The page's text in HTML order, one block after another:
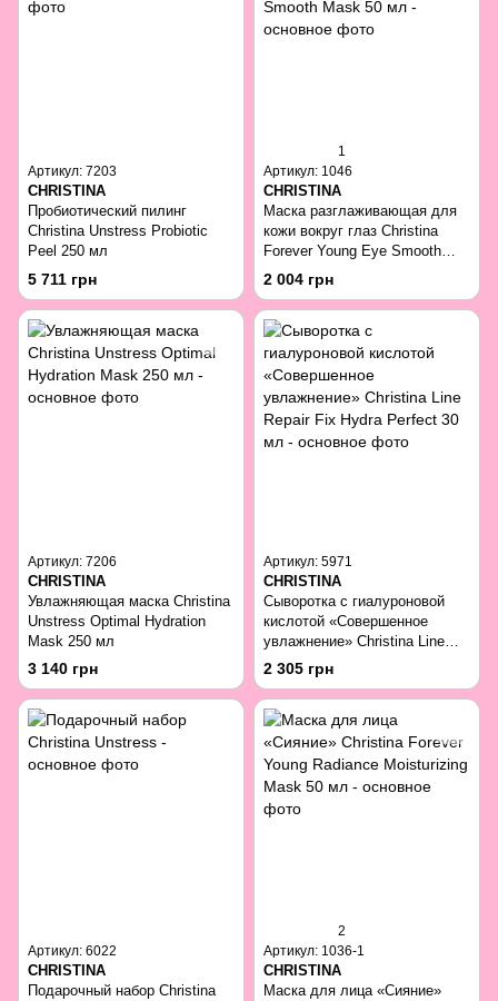
Артикул: 7203
CHRISTINA
Пробиотический пилинг
Christina Unstress Probiotic
Peel 250 мл
5 711 грн
1
Артикул: 1046
CHRISTINA
Маска разглаживающая для
кожи вокруг глаз Christina
Forever Young Eye Smooth
Mask 50 мл
2 004 грн
Артикул: 7206
CHRISTINA
Увлажняющая маска Christina
Unstress Optimal Hydration
Mask 250 мл
3 140 грн
Артикул: 5971
CHRISTINA
Сыворотка с гиалуроновой
кислотой «Совершенное
увлажнение» Christina Line
Repair Fix Hydra Perfect 30 мл
2 305 грн
Артикул: 6022
CHRISTINA
Подарочный набор Christina
2
Артикул: 1036-1
CHRISTINA
Маска для лица «Сияние»